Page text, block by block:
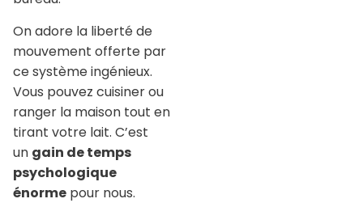
On adore la liberté de
mouvement offerte par
ce système ingénieux.
Vous pouvez cuisiner ou
ranger la maison tout en
tirant votre lait. C’est
un gain de temps
psychologique
énorme pour nous.